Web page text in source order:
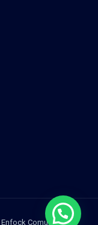
Enfock Comunicação